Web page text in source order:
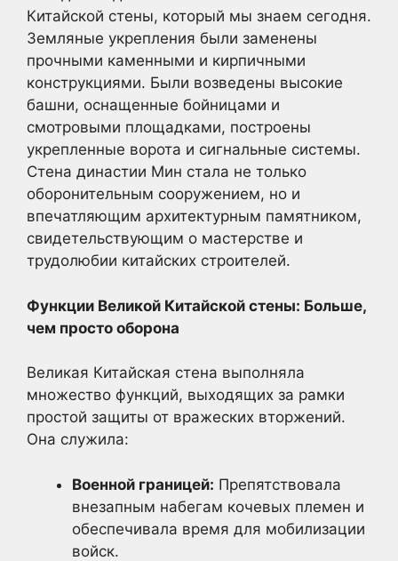
Китайской стены, который мы знаем сегодня.
Земляные укрепления были заменены
прочными каменными и кирпичными
конструкциями. Были возведены высокие
башни, оснащенные бойницами и
смотровыми площадками, построены
укрепленные ворота и сигнальные системы.
Стена династии Мин стала не только
оборонительным сооружением, но и
впечатляющим архитектурным памятником,
свидетельствующим о мастерстве и
трудолюбии китайских строителей.
Функции Великой Китайской стены: Больше,
чем просто оборона
Великая Китайская стена выполняла
множество функций, выходящих за рамки
простой защиты от вражеских вторжений.
Она служила:
Военной границей: Препятствовала
внезапным набегам кочевых племен и
обеспечивала время для мобилизации
войск.